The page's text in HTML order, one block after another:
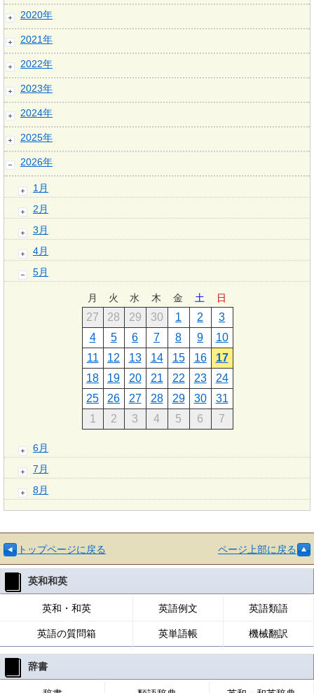
2020年
2021年
2022年
2023年
2024年
2025年
2026年
1月
2月
3月
4月
5月
月 火 水 木 金 土 日
27 28 29 30 1 2
3
4
5 6 7 8 9
10
11
12 13 14 15 16
17
18
19 20 21 22 23
24
25
26 27 28 29 30
31
1
2 3 4 5 6 7
6月
7月
8月
トップページに戻る ページ上部に戻る
英和和英
英和・和英 英語例文 英語類語
英語の質問箱 英単語帳 機械翻訳
辞書